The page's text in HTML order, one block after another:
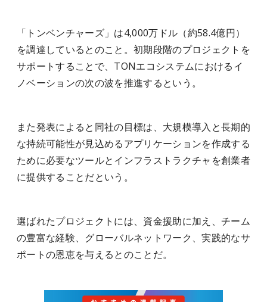
「トンベンチャーズ」は4,000万ドル（約58.4億円）
を調達しているとのこと。初期段階のプロジェクトを
サポートすることで、TONエコシステムにおけるイ
ノベーションの次の波を推進するという。
また発表によると同社の目標は、大規模導入と長期的
な持続可能性が見込めるアプリケーションを作成する
ために必要なツールとインフラストラクチャを創業者
に提供することだという。
選ばれたプロジェクトには、資金援助に加え、チーム
の豊富な経験、グローバルネットワーク、実践的なサ
ポートの恩恵を与えるとのことだ。